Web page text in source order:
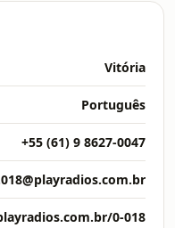
Vitória
Português
+55 (61) 9 8627-0047
0-018